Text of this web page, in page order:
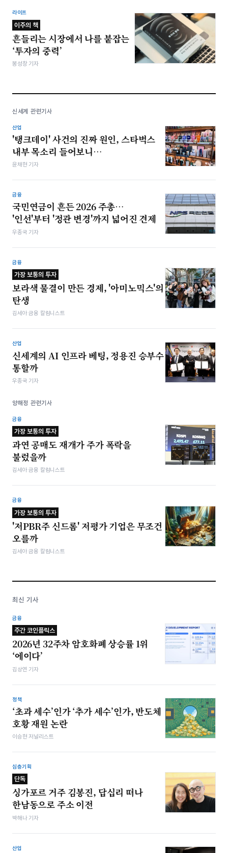
라이프
이주의 책
흔들리는 시장에서 나를 붙잡는
‘투자의 중력’
봉성창 기자
신세계 관련기사
산업
'탱크데이' 사건의 진짜 원인, 스타벅스
내부 목소리 들어보니…
윤채현 기자
금융
국민연금이 흔든 2026 주총…
'인선'부터 '정관 변경'까지 넓어진 견제
우종국 기자
금융
가장 보통의 투자
보라색 물결이 만든 경제, '아미노믹스'의
탄생
김세아 금융 칼럼니스트
산업
신세계의 AI 인프라 베팅, 정용진 승부수
통할까
우종국 기자
양해정 관련기사
금융
가장 보통의 투자
과연 공매도 재개가 주가 폭락을
불렀을까
김세아 금융 칼럼니스트
금융
가장 보통의 투자
'저PBR주 신드롬' 저평가 기업은 무조건
오를까
김세아 금융 칼럼니스트
최신 기사
금융
주간 코인플릭스
2026년 32주차 암호화폐 상승률 1위
‘에이다’
김상연 기자
정책
‘초과 세수’인가 ‘추가 세수’인가, 반도체
호황 재원 논란
이승현 저널리스트
심층기획
단독
싱가포르 거주 김봉진, 답십리 떠나
한남동으로 주소 이전
박해나 기자
산업